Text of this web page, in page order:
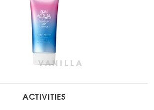
ACTIVITIES